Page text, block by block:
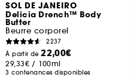
SOL DE JANEIRO
Delicia Drench™ Body
Butter
Beurre corporel
2237
À partir de22,00€
29,33€ / 100ml
3 contenances disponibles